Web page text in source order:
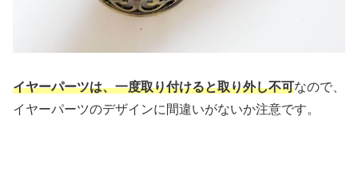
イヤーパーツは、一度取り付けると取り外し不可なので、
イヤーパーツのデザインに間違いがないか注意です。